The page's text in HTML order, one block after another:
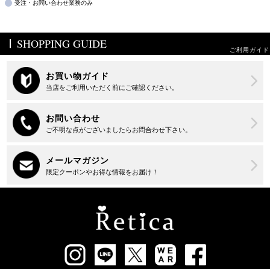
受注・お問い合わせ業務のみ
SHOPPING GUIDE ご利用ガイド